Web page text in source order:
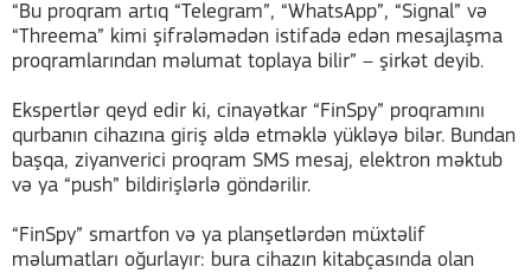
“Bu proqram artıq “Telegram”, “WhatsApp”, “Signal” və
“Threema” kimi şifrələmədən istifadə edən mesajlaşma
proqramlarından məlumat toplaya bilir” – şirkət deyib.
Ekspertlər qeyd edir ki, cinayətkar “FinSpy” proqramını
qurbanın cihazına giriş əldə etməklə yükləyə bilər. Bundan
başqa, ziyanverici proqram SMS mesaj, elektron məktub
və ya “push” bildirişlərlə göndərilir.
“FinSpy” smartfon və ya planşetlərdən müxtəlif
məlumatları oğurlayır: bura cihazın kitabçasında olan